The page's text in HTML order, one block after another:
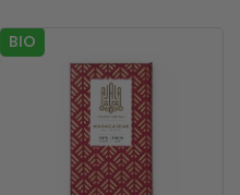
BIO